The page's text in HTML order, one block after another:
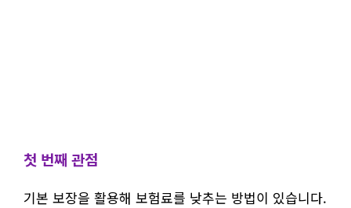
첫 번째 관점
기본 보장을 활용해 보험료를 낮추는 방법이 있습니다.